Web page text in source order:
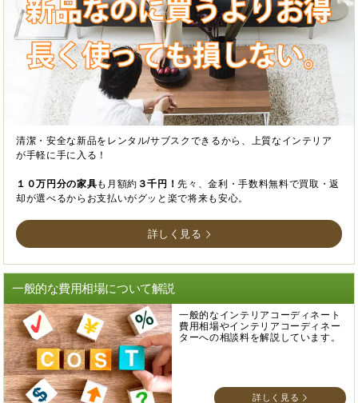
清潔・安全な新品をレンタル/サブスクできるから、上質なインテリア
が手軽に手に入る！
１０万円分の家具も月額約 ３千円！先々、金利・手数料無料で買取・返
却が選べるからお支払いがグッと楽で将来も安心。
詳しく見る
一般的な費用相場について解説
一般的なインテリアコーディネート
費用相場やインテリアコーディネー
ターへの相談料を解説しています。
詳しく見る